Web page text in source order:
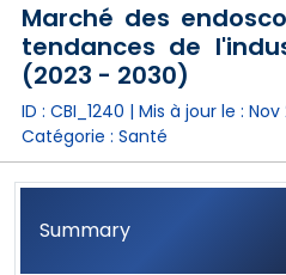
services financiers
• Biens de
Marché des
tendances de
(2023 - 2030)
ID : CBI_1240 | Mis à jour le : Nov
Catégorie : Santé
Summary